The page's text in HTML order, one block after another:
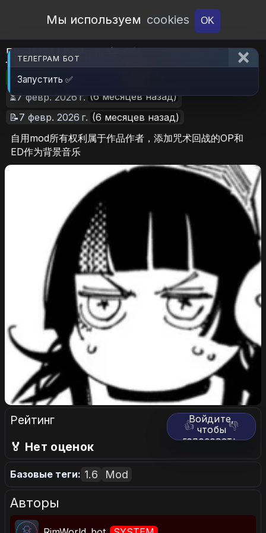
Open Workshop
Мы используем cookies OK
咒术回战动画音乐
🎮RimWorld 📦41.5 MB
⏳7 февр. 2026 г. (6 месяцев назад)
📝7 февр. 2026 г. (6 месяцев назад)
自用mod所有权利属于作品作者，添加咒术回战的OP和
ED作为背景音乐
Рейтинг 👍 👎
Войдите,
чтобы
голосовать.
🏅 Нет оценок
Базовые теги: 1.6 Mod
Авторы
ТЕЛЕГРАМ БОТ
Запустить ✅